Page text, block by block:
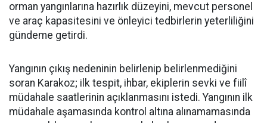
orman yangınlarına hazırlık düzeyini, mevcut personel
ve araç kapasitesini ve önleyici tedbirlerin yeterliliğini
gündeme getirdi.
Yangının çıkış nedeninin belirlenip belirlenmediğini
soran Karakoz; ilk tespit, ihbar, ekiplerin sevki ve fiilî
müdahale saatlerinin açıklanmasını istedi. Yangının ilk
müdahale aşamasında kontrol altına alınamamasında